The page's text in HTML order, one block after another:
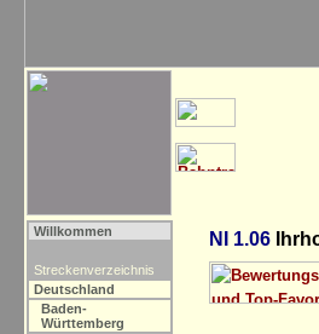
Willkommen
Streckenverzeichnis
Deutschland
Baden-
Württemberg
NI 1.06